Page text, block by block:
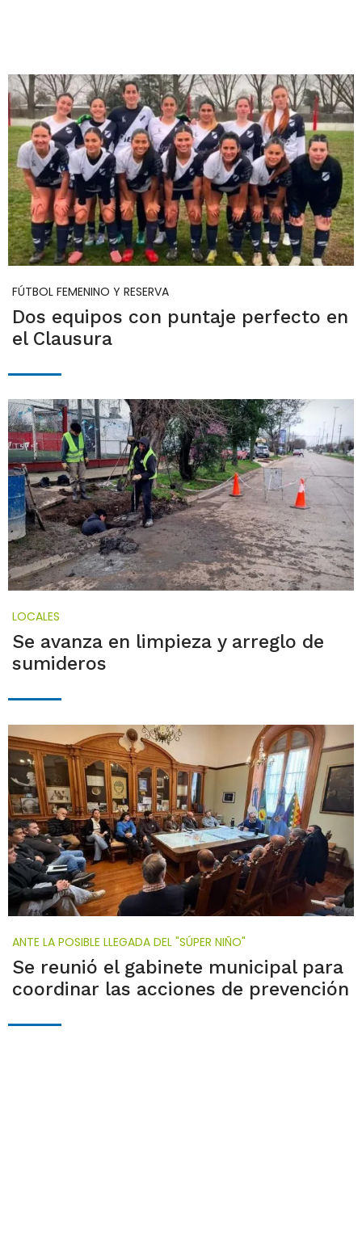
FÚTBOL FEMENINO Y RESERVA
Dos equipos con puntaje perfecto en
el Clausura
LOCALES
Se avanza en limpieza y arreglo de
sumideros
ANTE LA POSIBLE LLEGADA DEL "SÚPER NIÑO"
Se reunió el gabinete municipal para
coordinar las acciones de prevención